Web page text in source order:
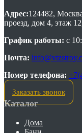
Адрес:124482,
проезд, дом 4, этаж
График работы: с
Почта:
Номер телефона:
Заказать звонок
Каталог
Дома